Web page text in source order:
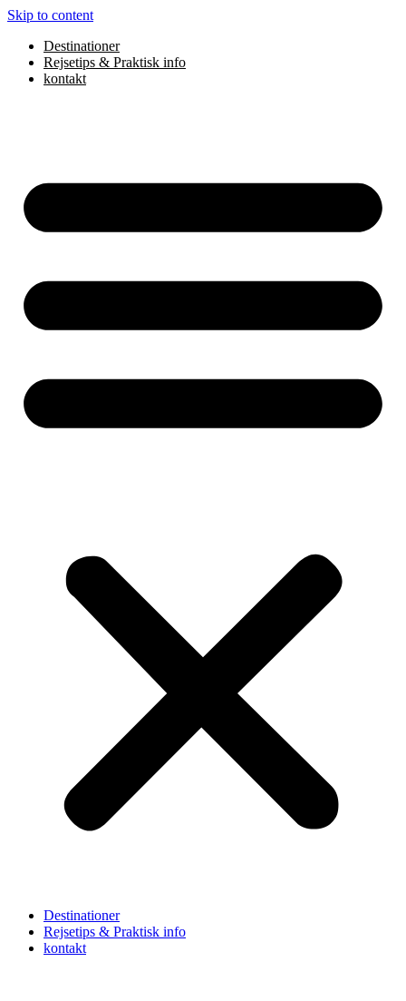
Skip to content
Destinationer
Rejsetips & Praktisk info
kontakt
Destinationer
Rejsetips & Praktisk info
kontakt